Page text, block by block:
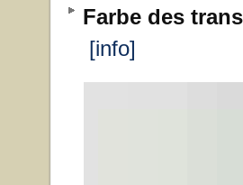
Farbe des
[info]